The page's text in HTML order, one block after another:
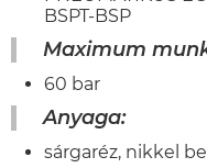
BSPT-BSP
Maximum
60 bar
Anyaga:
sárgaréz, nikkel